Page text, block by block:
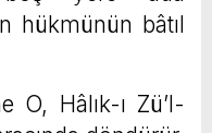
hükmünün bâtıl
O, Hâlık-ı Zü’l-